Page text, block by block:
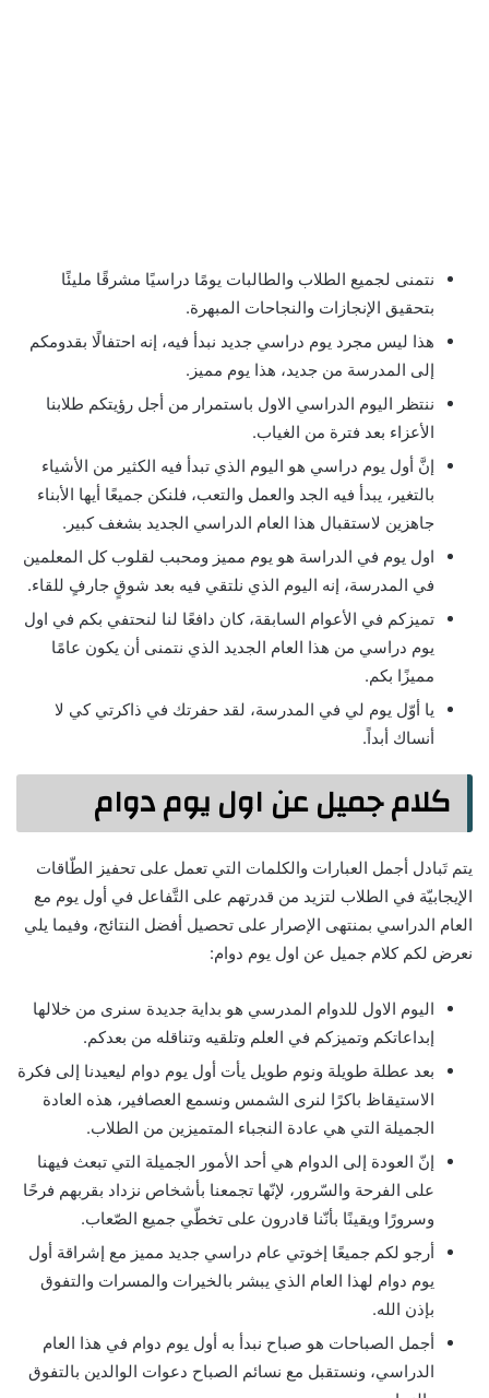
نتمنى لجميع الطلاب والطالبات يومًا دراسيًا مشرقًا مليئًا
بتحقيق الإنجازات والنجاحات المبهرة.
هذا ليس مجرد يوم دراسي جديد نبدأ فيه، إنه احتفالًا بقدومكم
إلى المدرسة من جديد، هذا يوم مميز.
ننتظر اليوم الدراسي الاول باستمرار من أجل رؤيتكم طلابنا
الأعزاء بعد فترة من الغياب.
إنَّ أول يوم دراسي هو اليوم الذي تبدأ فيه الكثير من الأشياء
بالتغير، يبدأ فيه الجد والعمل والتعب، فلنكن جميعًا أيها الأبناء
جاهزين لاستقبال هذا العام الدراسي الجديد بشغف كبير.
اول يوم في الدراسة هو يوم مميز ومحبب لقلوب كل المعلمين
في المدرسة، إنه اليوم الذي نلتقي فيه بعد شوقٍ جارفٍ للقاء.
تميزكم في الأعوام السابقة، كان دافعًا لنا لنحتفي بكم في اول
يوم دراسي من هذا العام الجديد الذي نتمنى أن يكون عامًا
مميزًا بكم.
يا أوّل يوم لي في المدرسة، لقد حفرتك في ذاكرتي كي لا
أنساك أبداً.
كلام جميل عن اول يوم دوام
يتم تَبادل أجمل العبارات والكلمات التي تعمل على تحفيز الطّاقات
الإيجابيّة في الطلاب لتزيد من قدرتهم على التَّفاعل في أول يوم مع
العام الدراسي بمنتهى الإصرار على تحصيل أفضل النتائج، وفيما يلي
نعرض لكم كلام جميل عن اول يوم دوام:
اليوم الاول للدوام المدرسي هو بداية جديدة سنرى من خلالها
إبداعاتكم وتميزكم في العلم وتلقيه وتناقله من بعدكم.
بعد عطلة طويلة ونوم طويل يأت أول يوم دوام ليعيدنا إلى فكرة
الاستيقاظ باكرًا لنرى الشمس ونسمع العصافير، هذه العادة
الجميلة التي هي عادة النجباء المتميزين من الطلاب.
إنّ العودة إلى الدوام هي أحد الأمور الجميلة التي تبعث فيهنا
على الفرحة والسّرور، لإنّها تجمعنا بأشخاص نزداد بقربهم فرحًا
وسرورًا ويقينًا بأنّنا قادرون على تخطّي جميع الصّعاب.
أرجو لكم جميعًا إخوتي عام دراسي جديد مميز مع إشراقة أول
يوم دوام لهذا العام الذي يبشر بالخيرات والمسرات والتفوق
بإذن الله.
أجمل الصباحات هو صباح نبدأ به أول يوم دوام في هذا العام
الدراسي، ونستقبل مع نسائم الصباح دعوات الوالدين بالتفوق